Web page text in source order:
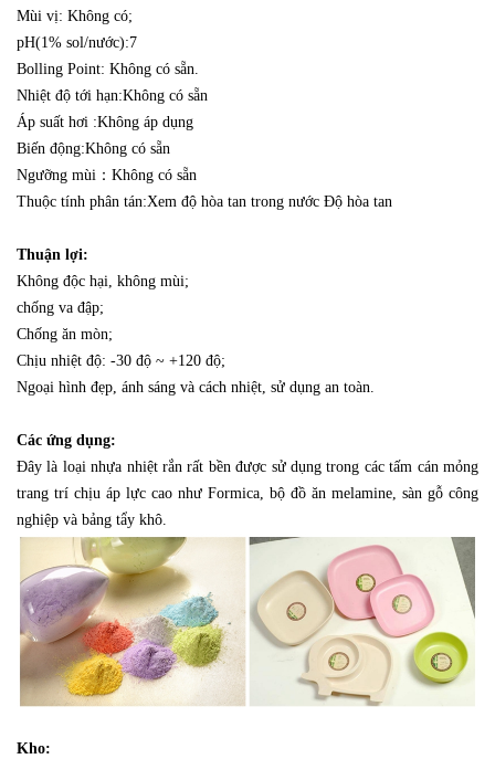
Mùi vị: Không có;
pH(1% sol/nước):7
Bolling Point: Không có sẵn.
Nhiệt độ tới hạn:Không có sẵn
Áp suất hơi :Không áp dụng
Biến động:Không có sẵn
Ngưỡng mùi：Không có sẵn
Thuộc tính phân tán:Xem độ hòa tan trong nước Độ hòa tan
Thuận lợi:
Không độc hại, không mùi;
chống va đập;
Chống ăn mòn;
Chịu nhiệt độ: -30 độ ~ +120 độ;
Ngoại hình đẹp, ánh sáng và cách nhiệt, sử dụng an toàn.
Các ứng dụng:
Đây là loại nhựa nhiệt rắn rất bền được sử dụng trong các tấm cán mỏng
trang trí chịu áp lực cao như Formica, bộ đồ ăn melamine, sàn gỗ công
nghiệp và bảng tẩy khô.
Kho: